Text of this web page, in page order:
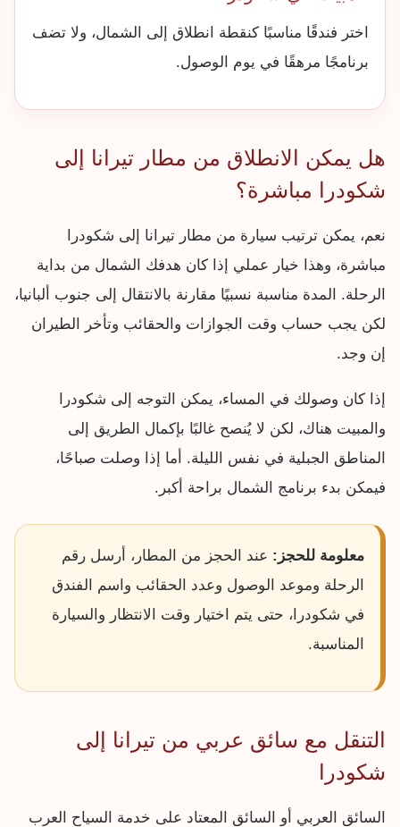
اختر فندقًا مناسبًا كنقطة انطلاق إلى الشمال، ولا تضف
برنامجًا مرهقًا في يوم الوصول.
هل يمكن الانطلاق من مطار تيرانا إلى
شكودرا مباشرة؟
نعم، يمكن ترتيب سيارة من مطار تيرانا إلى شكودرا
مباشرة، وهذا خيار عملي إذا كان هدفك الشمال من بداية
الرحلة. المدة مناسبة نسبيًا مقارنة بالانتقال إلى جنوب ألبانيا،
لكن يجب حساب وقت الجوازات والحقائب وتأخر الطيران
إن وجد.
إذا كان وصولك في المساء، يمكن التوجه إلى شكودرا
والمبيت هناك، لكن لا يُنصح غالبًا بإكمال الطريق إلى
المناطق الجبلية في نفس الليلة. أما إذا وصلت صباحًا،
فيمكن بدء برنامج الشمال براحة أكبر.
معلومة للحجز: عند الحجز من المطار، أرسل رقم
الرحلة وموعد الوصول وعدد الحقائب واسم الفندق
في شكودرا، حتى يتم اختيار وقت الانتظار والسيارة
المناسبة.
التنقل مع سائق عربي من تيرانا إلى
شكودرا
السائق العربي أو السائق المعتاد على خدمة السياح العرب